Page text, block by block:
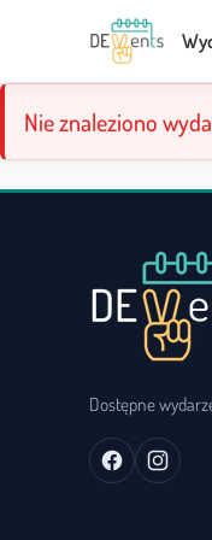
Nie znaleziono
Dostępne